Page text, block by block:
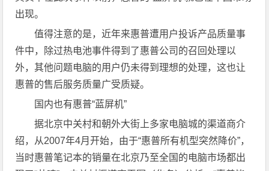
出现。
值得注意的是，近年来惠普遭用户投诉产品质量事
件中，除过热电池事件得到了惠普公司的召回处理以
外，其他问题电脑的用户仍未得到理想的处理，这也让
惠普的售后服务质量广受质疑。
国内也有惠普“蓝屏机”
据北京中关村和朝外大街上多家电脑城的渠道商介
绍，从2007年4月开始，由于“惠普所有机型突然降价”，
当时惠普笔记本的销量在北京乃至全国的电脑市场都出